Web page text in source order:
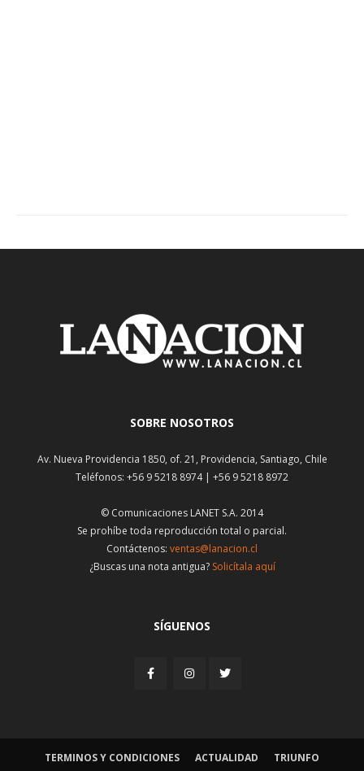
SOBRE NOSOTROS
Av. Nueva Providencia 1850, of. 21, Providencia, Santiago, Chile
Teléfonos: +56 9 5218 8974 | +56 9 5218 8972
© Comunicaciones LANET S.A. 2014
Se prohíbe toda reproducción total o parcial.
Contáctenos: ventas@lanacion.cl
¿Buscas una nota antigua? Solicítala aquí
SÍGUENOS
TERMINOS Y CONDICIONES ACTUALIDAD TRIUNFO